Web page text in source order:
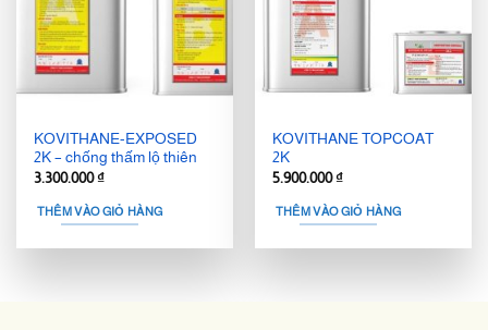
KOVITHANE-EXPOSED
2K – chống thấm lộ thiên
3.300.000₫
THÊM VÀO GIỎ HÀNG
KOVITHANE TOPCOAT
2K
5.900.000₫
THÊM VÀO GIỎ HÀNG